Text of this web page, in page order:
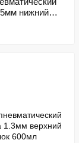
нижний
PT-0211